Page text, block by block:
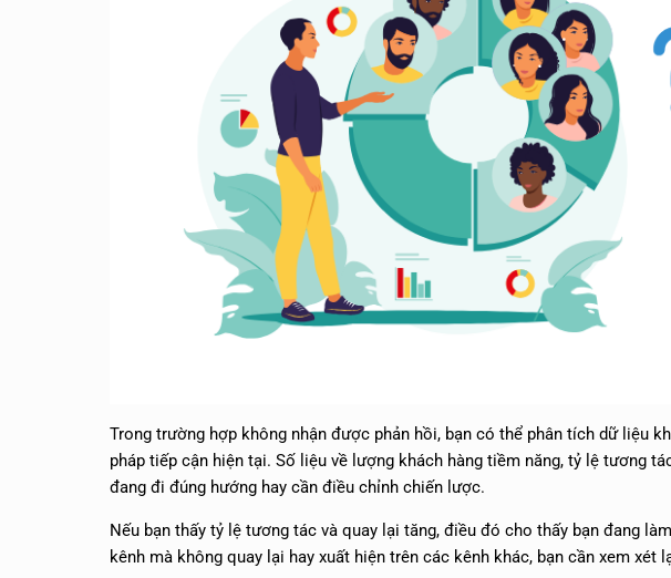
Trong trường hợp không nhận được phản hồi, bạn có thể phân tích dữ liệu
pháp tiếp cận hiện tại. Số liệu về lượng khách hàng tiềm năng, tỷ lệ tương
đang đi đúng hướng hay cần điều chỉnh chiến lược.
Nếu bạn thấy tỷ lệ tương tác và quay lại tăng, điều đó cho thấy bạn đang
kênh mà không quay lại hay xuất hiện trên các kênh khác, bạn cần xem xét